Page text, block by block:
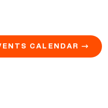
CALENDAR →